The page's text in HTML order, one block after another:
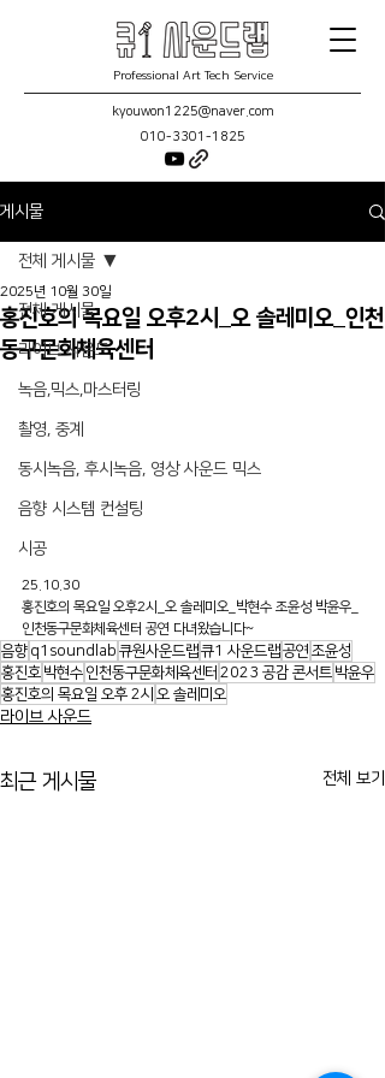
Professional Art Tech Service
kyouwon1225@naver.com
010-3301-1825
게시물
전체 게시물
라이브 사운드
녹음,믹스,마스터링
촬영, 중계
동시녹음, 후시녹음, 영상 사운드 믹스
음향 시스템 컨설팅
시공
전체 게시물
홍진호의 목요일 오후2시_오 솔레미오_인천
동구문화체육센터
2025년 10월 30일
25.10.30
홍진호의 목요일 오후2시_오 솔레미오_박현수 조윤성 박윤우_
인천동구문화체육센터 공연 다녀왔습니다~
음향 q1soundlab 큐원사운드랩큐1 사운드랩공연 조윤성
홍진호 박현수 인천동구문화체육센터 2023 공감 콘서트 박윤우
홍진호의 목요일 오후 2시 오 솔레미오
라이브 사운드
최근 게시물 전체 보기